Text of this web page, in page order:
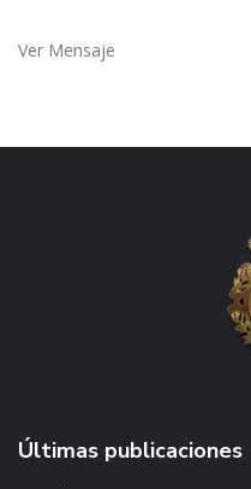
Ver Mensaje
Últimas publicaciones